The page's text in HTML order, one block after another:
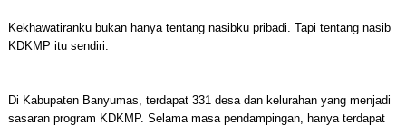
Kekhawatiranku bukan hanya tentang nasibku pribadi. Tapi tentang nasib
KDKMP itu sendiri.
Di Kabupaten Banyumas, terdapat 331 desa dan kelurahan yang menjadi
sasaran program KDKMP. Selama masa pendampingan, hanya terdapat